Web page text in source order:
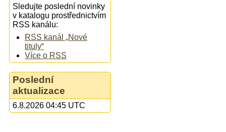
Sledujte poslední novinky
v katalogu prostřednictvím
RSS kanálu:
RSS kanál „Nové
tituly“
Více o RSS
Poslední
aktualizace
6.8.2026 04:45 UTC